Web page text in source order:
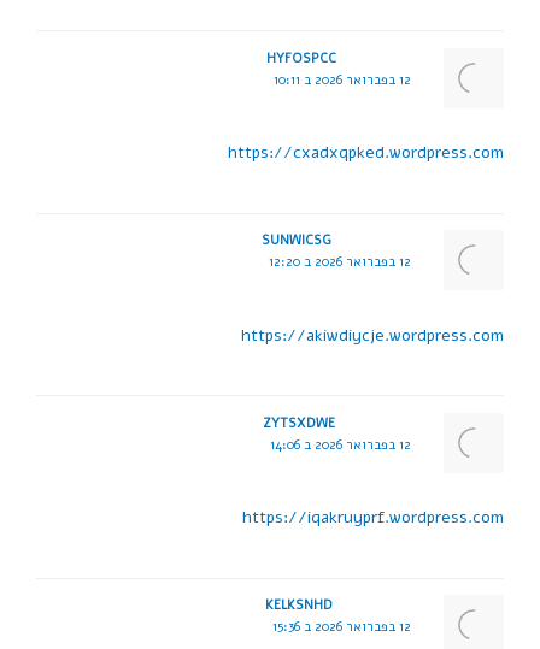
HYFOSPCC
12 בפברואר 2026 ב 10:11
https://cxadxqpked.wordpress.com
SUNWICSG
12 בפברואר 2026 ב 12:20
https://akiwdiycje.wordpress.com
ZYTSXDWE
12 בפברואר 2026 ב 14:06
https://iqakruyprf.wordpress.com
KELKSNHD
12 בפברואר 2026 ב 15:36